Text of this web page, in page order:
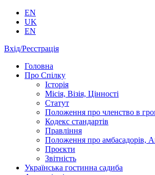
EN
UK
EN
Вхід/Реєстрація
Головна
Про Спілку
Історія
Місія, Візія, Цінності
Статут
Положення про членство в
Кодекс стандартів
Правління
Положення про амбасадорів,
Проєкти
Звітність
Українська гостинна садиба